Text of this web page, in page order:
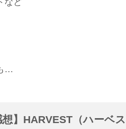
…
想】HARVEST（ハーベス